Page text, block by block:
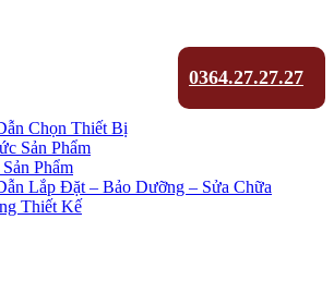
0364.27.27.27
Chọn Thiết Bị
Sản Phẩm
Phẩm
Lắp Đặt – Bảo Dưỡng – Sửa Chữa
Thiết Kế